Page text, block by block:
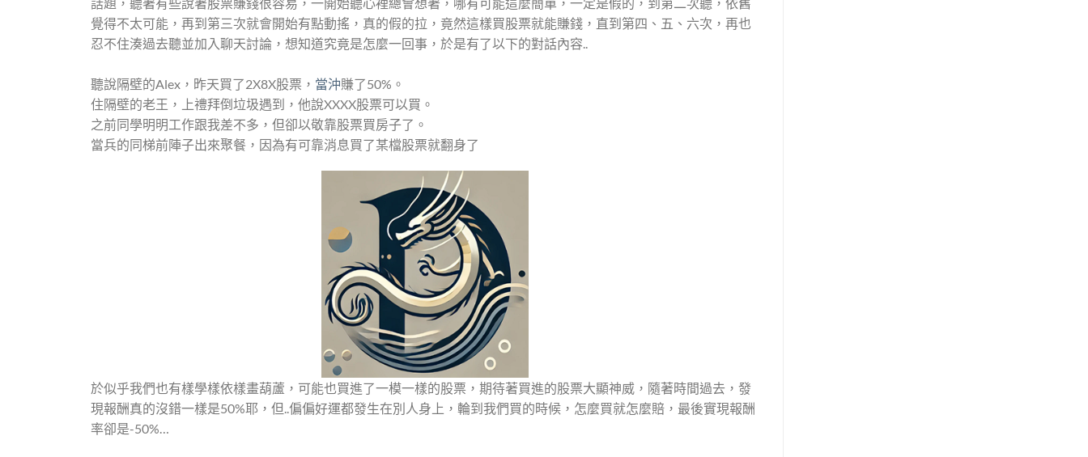
覺得不太可能，再到第三次就會開始有點動搖，真的假的拉，竟然這樣買股票就能賺錢，直到第四、五、六次，再也
忍不住湊過去聽並加入聊天討論，想知道究竟是怎麼一回事，於是有了以下的對話內容..
聽說隔壁的Alex，昨天買了2X8X股票， 當沖賺了50%。
住隔壁的老王，上禮拜倒垃圾遇到，他說XXXX股票可以買。
之前同學明明工作跟我差不多，但卻以敬靠股票買房子了。
當兵的同梯前陣子出來聚餐，因為有可靠消息買了某檔股票就翻身了
於似乎我們也有樣學樣依樣畫葫蘆，可能也買進了一模一樣的股票，期待著買進的股票大顯神威，隨著時間過去，發
現報酬真的沒錯一樣是50%耶，但..偏偏好運都發生在別人身上，輪到我們買的時候，怎麼買就怎麼賠，最後實現報酬
率卻是-50%…